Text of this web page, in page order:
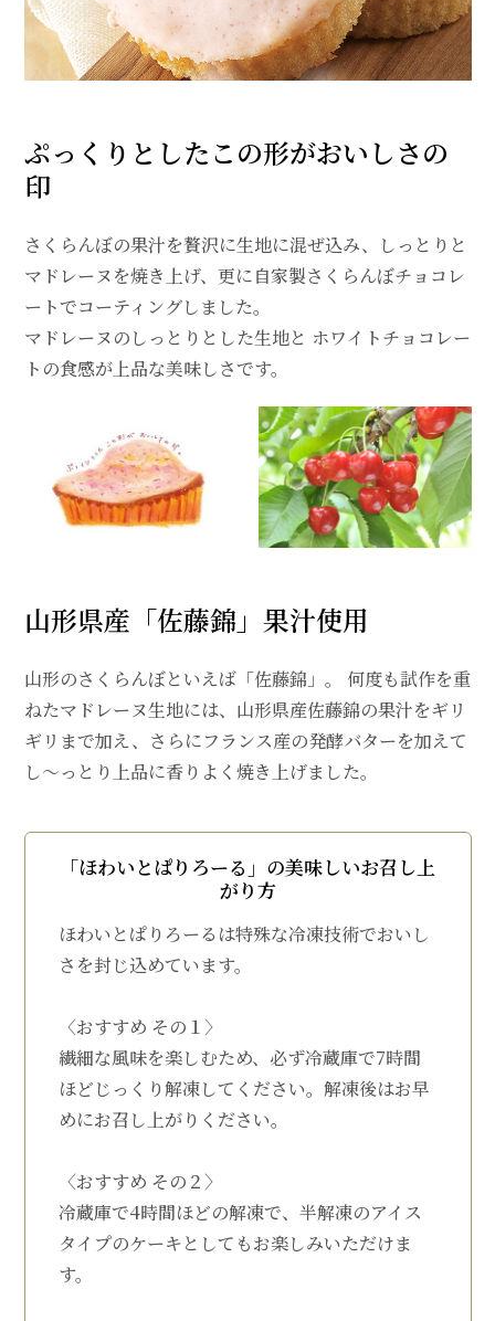
ぷっくりとしたこの形がおいしさの
印
さくらんぼの果汁を贅沢に生地に混ぜ込み、しっとりと
マドレーヌを焼き上げ、更に自家製さくらんぼチョコレ
ートでコーティングしました。
マドレーヌのしっとりとした生地と ホワイトチョコレー
トの食感が上品な美味しさです。
山形県産「佐藤錦」果汁使用
山形のさくらんぼといえば「佐藤錦」。 何度も試作を重
ねたマドレーヌ生地には、山形県産佐藤錦の果汁をギリ
ギリまで加え、さらにフランス産の発酵バターを加えて
し～っとり上品に香りよく焼き上げました。
「ほわいとぱりろーる」の美味しいお召し上
がり方
ほわいとぱりろーるは特殊な冷凍技術でおいし
さを封じ込めています。
〈おすすめ その１〉
繊細な風味を楽しむため、必ず冷蔵庫で7時間
ほどじっくり解凍してください。解凍後はお早
めにお召し上がりください。
〈おすすめ その２〉
冷蔵庫で4時間ほどの解凍で、半解凍のアイス
タイプのケーキとしてもお楽しみいただけま
す。